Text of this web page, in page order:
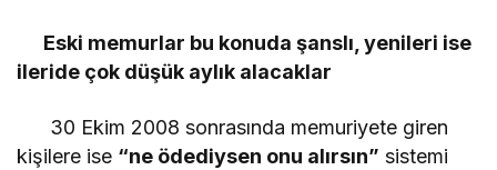
Eski memurlar bu konuda şanslı, yenileri ise
ileride çok düşük aylık alacaklar
30 Ekim 2008 sonrasında memuriyete giren
kişilere ise “ne ödediysen onu alırsın” sistemi